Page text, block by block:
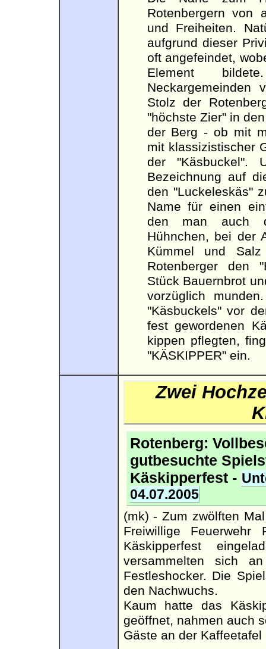
Rotenbergern von
und Freiheiten.
aufgrund dieser
oft angefeindet,
Element
Neckargemeinden
Stolz der
"höchste Zier" in
der Berg - ob mit
mit klassizistischer
der "Käsbuckel".
Bezeichnung auf
den "Luckeleskäs"
Name für einen
den man auch
Hühnchen, bei der
Kümmel und
Rotenberger den
Stück Bauernbrot
vorzüglich
"Käsbuckels" vor
fest gewordenen
kippen pflegten,
"KÄSKIPPER" ein.
Zwei
Rotenberg:
gutbesuchte
Käskipperfest -
04.07.2005
(mk) - Zum zwölften
Freiwillige Feuerwehr
Käskipperfest
versammelten sich
Festleshocker. Die
den Nachwuchs.
Kaum hatte das
geöffnet, nahmen auch
Gäste an der Kaffeetafel